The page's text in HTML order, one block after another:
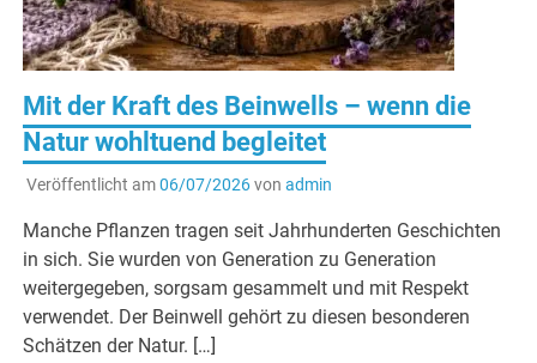
Mit der Kraft des Beinwells – wenn die
Natur wohltuend begleitet
Veröffentlicht am06/07/2026von admin
Manche Pflanzen tragen seit Jahrhunderten Geschichten
in sich. Sie wurden von Generation zu Generation
weitergegeben, sorgsam gesammelt und mit Respekt
verwendet. Der Beinwell gehört zu diesen besonderen
Schätzen der Natur. […]